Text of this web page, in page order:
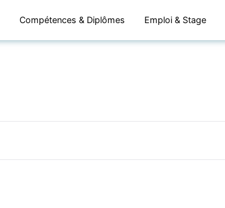
Compétences & Diplômes Emploi & Stage